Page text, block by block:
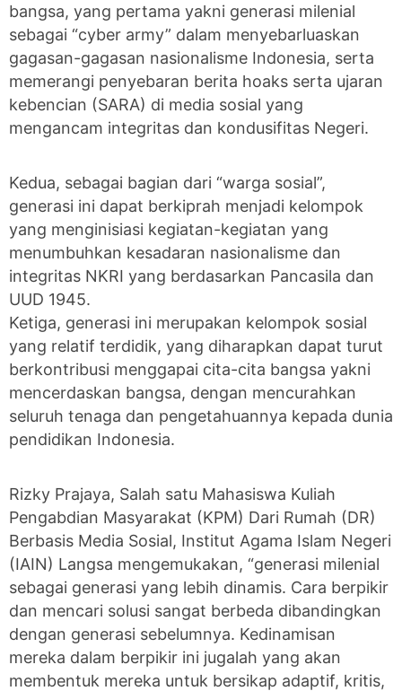
bangsa, yang pertama yakni generasi milenial
sebagai “cyber army” dalam menyebarluaskan
gagasan-gagasan nasionalisme Indonesia, serta
memerangi penyebaran berita hoaks serta ujaran
kebencian (SARA) di media sosial yang
mengancam integritas dan kondusifitas Negeri.
Kedua, sebagai bagian dari “warga sosial”,
generasi ini dapat berkiprah menjadi kelompok
yang menginisiasi kegiatan-kegiatan yang
menumbuhkan kesadaran nasionalisme dan
integritas NKRI yang berdasarkan Pancasila dan
UUD 1945.
Ketiga, generasi ini merupakan kelompok sosial
yang relatif terdidik, yang diharapkan dapat turut
berkontribusi menggapai cita-cita bangsa yakni
mencerdaskan bangsa, dengan mencurahkan
seluruh tenaga dan pengetahuannya kepada dunia
pendidikan Indonesia.
Rizky Prajaya, Salah satu Mahasiswa Kuliah
Pengabdian Masyarakat (KPM) Dari Rumah (DR)
Berbasis Media Sosial, Institut Agama Islam Negeri
(IAIN) Langsa mengemukakan, “generasi milenial
sebagai generasi yang lebih dinamis. Cara berpikir
dan mencari solusi sangat berbeda dibandingkan
dengan generasi sebelumnya. Kedinamisan
mereka dalam berpikir ini jugalah yang akan
membentuk mereka untuk bersikap adaptif, kritis,